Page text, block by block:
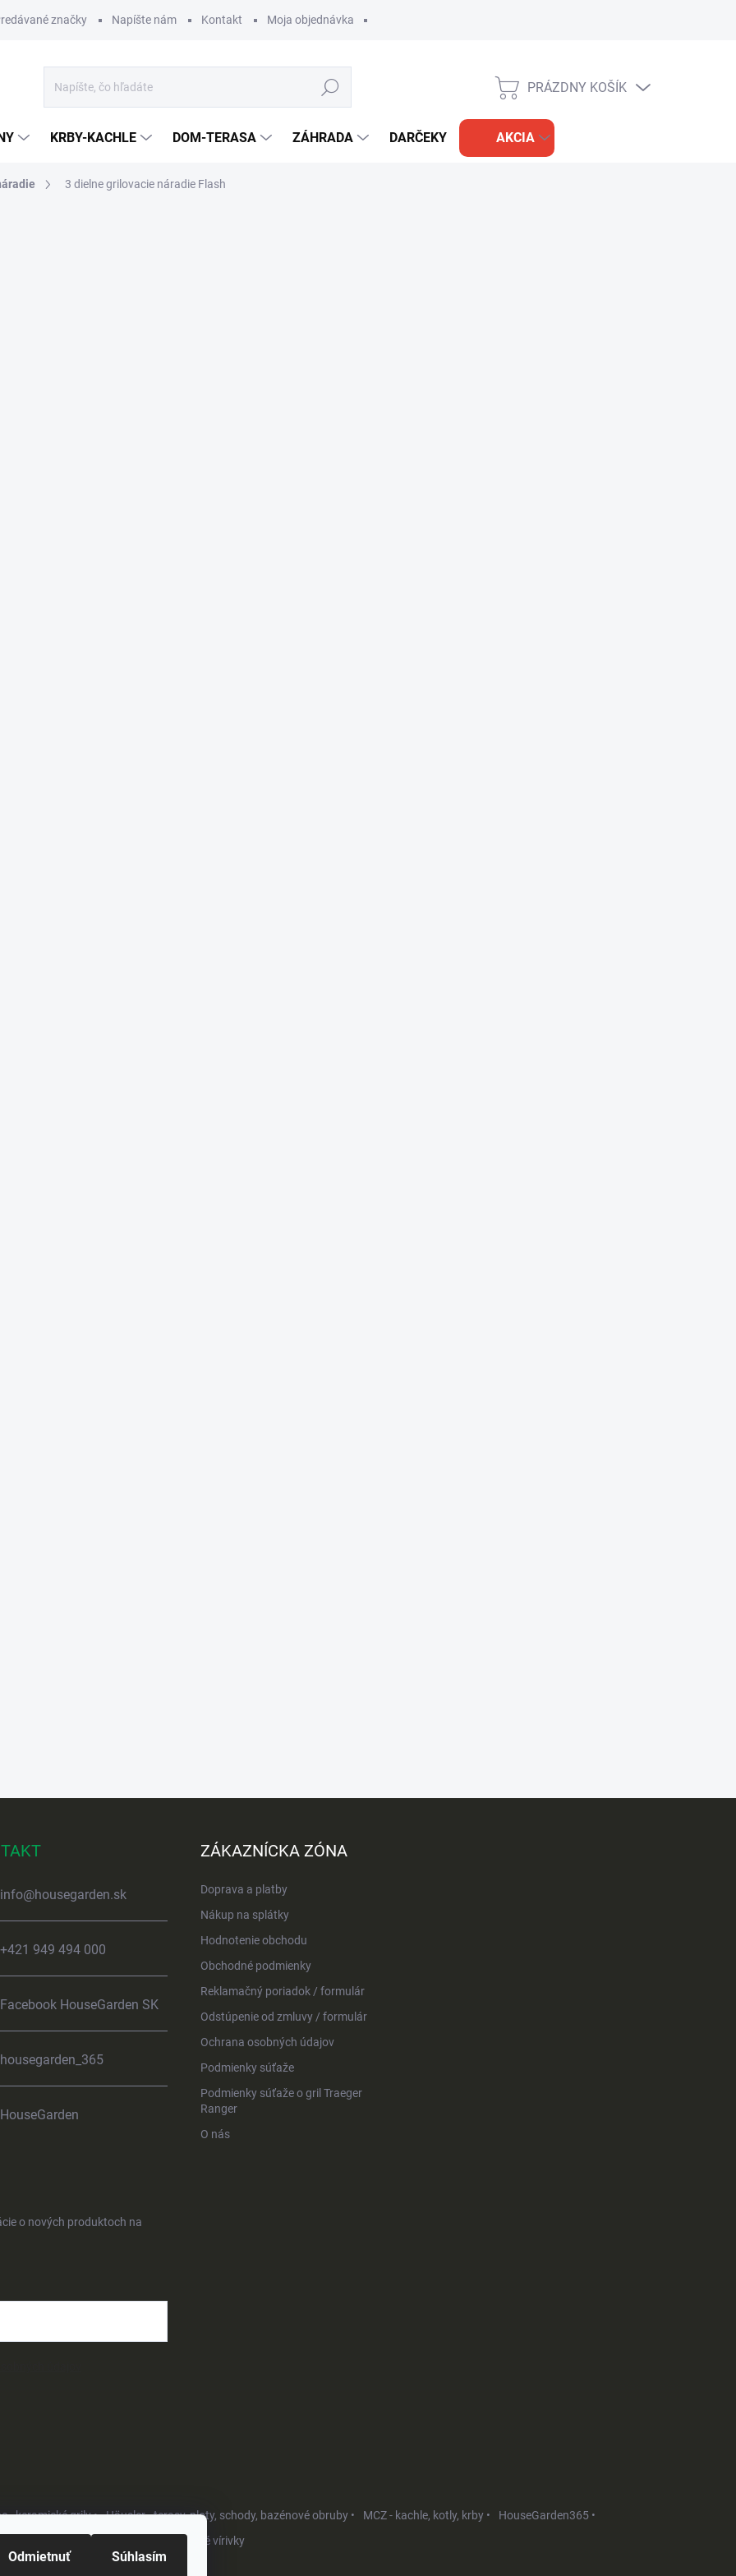
Odmietnuť Súhlasím
značky Napíšte nám Kontakt Moja objednávka
Hľadať
NÁKUPNÝ
PRÁZDNY KOŠÍK
KRBY-KACHLE DOM-TERASA ZÁHRADA DARČEKY AKCIA
3 dielne grilovacie náradie Flash
info@housegarden.sk
+421 949 494 000
Facebook HouseGarden SK
housegarden_365
HouseGarden
ZÁKAZNÍCKA ZÓNA
Doprava a platby
Nákup na splátky
Hodnotenie obchodu
Obchodné podmienky
Reklamačný poriadok / formulár
Odstúpenie od zmluvy / formulár
Ochrana osobných údajov
Podmienky súťaže
Podmienky súťaže o gril Traeger
Ranger
O nás
o nových produktoch na
- keramické grily • Häusler - terasy, ploty, schody, bazénové obruby • MCZ - kachle, kotly, krby •
HouseGarden365 •
Softub - luxusné vírivky